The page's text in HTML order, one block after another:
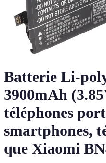
Batterie Li-
3900mAh
téléphones
smartphones,
que Xiaomi